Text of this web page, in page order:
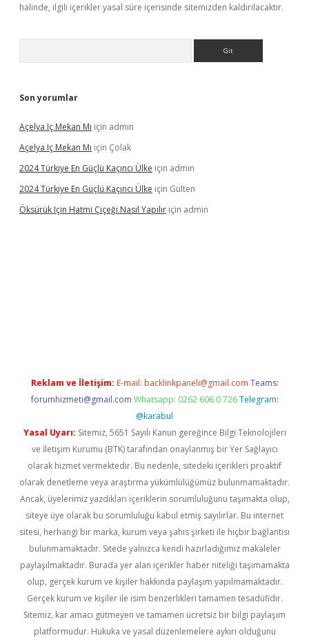
halinde, ilgili içerikler yasal süre içerisinde sitemizden kaldırılacaktır.
Son yorumlar
Açelya Iç Mekan Mı için admin
Açelya Iç Mekan Mı için Çolak
2024 Türkiye En Güçlü Kaçıncı Ülke için admin
2024 Türkiye En Güçlü Kaçıncı Ülke için Gülten
Öksürük Için Hatmi Çiçeği Nasıl Yapılır için admin
Reklam ve İletişim: E-mail: backlinkpaneli@gmail.com Teams:
forumhizmeti@gmail.com Whatsapp: 0262 606 0 726 Telegram:
@karabul
Yasal Uyarı: Sitemiz, 5651 Sayılı Kanun gereğince Bilgi Teknolojileri
ve İletişim Kurumu (BTK) tarafından onaylanmış bir Yer Sağlayıcı
olarak hizmet vermektedir. Bu nedenle, sitedeki içerikleri proaktif
olarak denetleme veya araştırma yükümlülüğümüz bulunmamaktadır.
Ancak, üyelerimiz yazdıkları içeriklerin sorumluluğunu taşımakta olup,
siteye üye olarak bu sorumluluğu kabul etmiş sayılırlar. Bu internet
sitesi, herhangi bir marka, kurum veya şahıs şirketi ile hiçbir bağlantısı
bulunmamaktadır. Sitede yalnızca kendi hazırladığımız makaleler
paylaşılmaktadır. Burada yer alan içerikler haber niteliği taşımamakta
olup, gerçek kurum ve kişiler hakkında paylaşım yapılmamaktadır.
Gerçek kurum ve kişiler ile isim benzerlikleri tamamen tesadüfidir.
Sitemiz, kar amacı gütmeyen ve tamamen ücretsiz bir bilgi paylaşım
platformudur. Hukuka ve yasal düzenlemelere aykırı olduğunu